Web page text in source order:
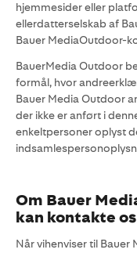
hjemmesider eller
ellerdatterselskab af
Bauer MediaOutdoor-
BauerMedia Outdoor
formål, hvor
Bauer Media Outdoor
der ikke er anført i
enkeltpersoner oplyst
Om Bauer
kan kontakte os
Når vihenviser til